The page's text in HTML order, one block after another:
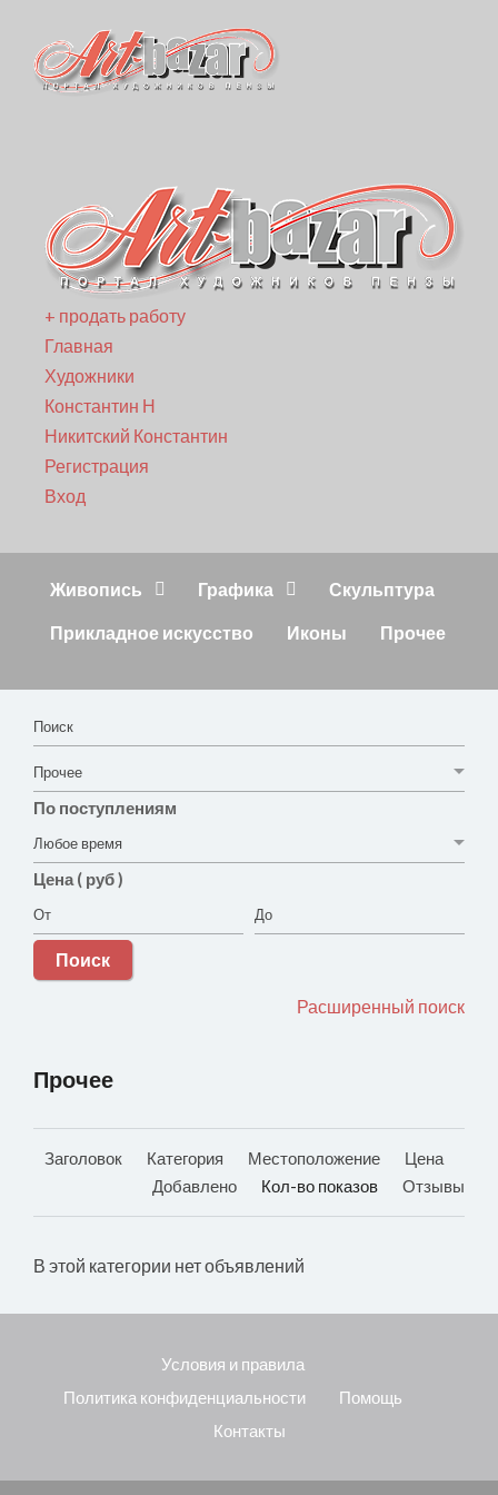
+ продать работу
Главная
Художники
Константин Н
Никитский Константин
Регистрация
Вход
Живопись Графика Скульптура
Прикладное искусство Иконы Прочее
По поступлениям
Цена ( руб )
Поиск
Расширенный поиск
Прочее
Заголовок Категория Местоположение
Цена
Добавлено
Кол-во показов Отзывы
В этой категории нет объявлений
Условия и правила
Политика конфиденциальности
Помощь
Контакты